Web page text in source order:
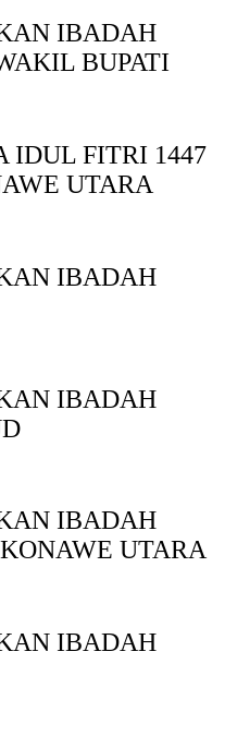
IBADAH
BUPATI
IDUL FITRI 1447
UTARA
IBADAH
IBADAH
IBADAH
UTARA
IBADAH